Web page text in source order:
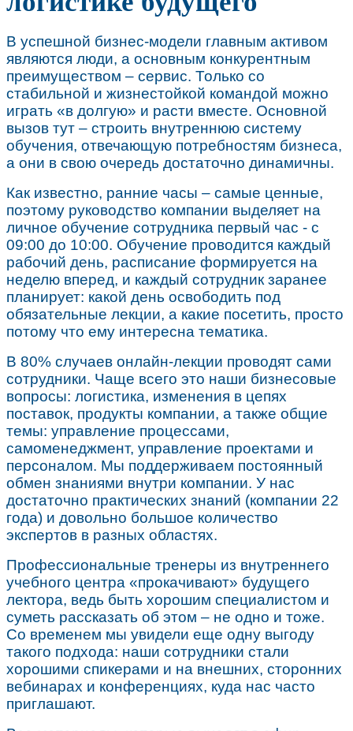
В успешной бизнес-модели главным активом
являются люди, а основным конкурентным
преимуществом – сервис. Только со
стабильной и жизнестойкой командой можно
играть «в долгую» и расти вместе. Основной
вызов тут – строить внутреннюю систему
обучения, отвечающую потребностям бизнеса,
а они в свою очередь достаточно динамичны.
Как известно, ранние часы – самые ценные,
поэтому руководство компании выделяет на
личное обучение сотрудника первый час - с
09:00 до 10:00. Обучение проводится каждый
рабочий день, расписание формируется на
неделю вперед, и каждый сотрудник заранее
планирует: какой день освободить под
обязательные лекции, а какие посетить, просто
потому что ему интересна тематика.
В 80% случаев онлайн-лекции проводят сами
сотрудники. Чаще всего это наши бизнесовые
вопросы: логистика, изменения в цепях
поставок, продукты компании, а также общие
темы: управление процессами,
самоменеджмент, управление проектами и
персоналом. Мы поддерживаем постоянный
обмен знаниями внутри компании. У нас
достаточно практических знаний (компании 22
года) и довольно большое количество
экспертов в разных областях.
Профессиональные тренеры из внутреннего
учебного центра «прокачивают» будущего
лектора, ведь быть хорошим специалистом и
суметь рассказать об этом – не одно и тоже.
Со временем мы увидели еще одну выгоду
такого подхода: наши сотрудники стали
хорошими спикерами и на внешних, сторонних
вебинарах и конференциях, куда нас часто
приглашают.